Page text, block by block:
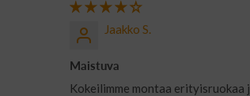
Jaakko S.
Maistuva
Kokeilimme montaa erityisruokaa